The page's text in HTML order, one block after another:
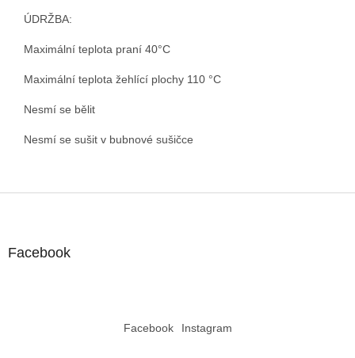
ÚDRŽBA:
Maximální teplota praní 40°C
Maximální teplota žehlící plochy 110 °C
Nesmí se bělit
Nesmí se sušit v bubnové sušičce
Facebook
Facebook Instagram